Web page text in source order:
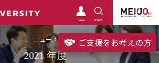
meimo SEARCH
ご支援をお考えの方
ニュース
2021 年度